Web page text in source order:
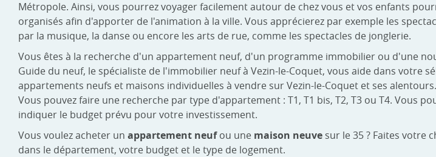
Métropole. Ainsi, vous pourrez voyager facilement autour de chez vous et vos enfants
organisés afin d'apporter de l'animation à la ville. Vous apprécierez par exemple les
par la musique, la danse ou encore les arts de rue, comme les spectacles de jonglerie.
Vous êtes à la recherche d'un appartement neuf, d'un programme immobilier ou d'une
Guide du neuf, le spécialiste de l'immobilier neuf à Vezin-le-Coquet, vous aide dans votre
appartements neufs et maisons individuelles à vendre sur Vezin-le-Coquet et ses alentours.
Vous pouvez faire une recherche par type d'appartement : T1, T1 bis, T2, T3 ou T4. Vous
indiquer le budget prévu pour votre investissement.
Vous voulez acheter un appartement neufou une maison neuve sur le 35 ? Faites votre
dans le département, votre budget et le type de logement.